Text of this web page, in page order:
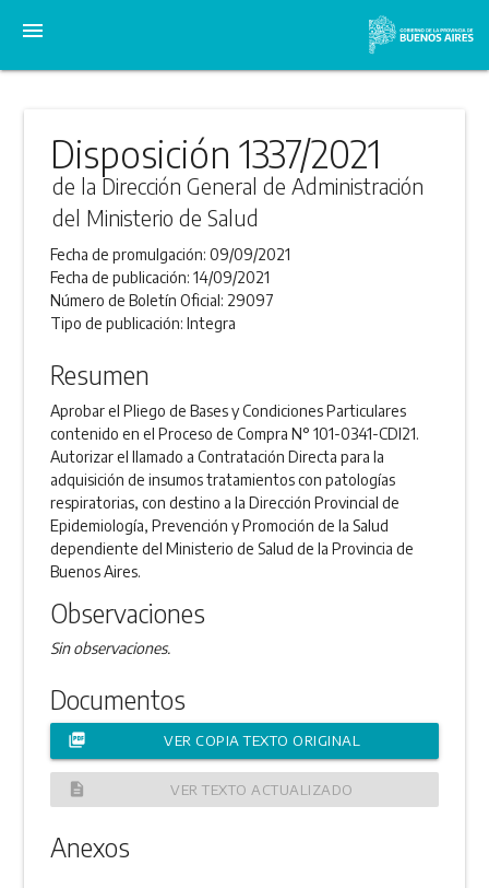
menu
Disposición 1337/2021
de la Dirección General de Administración
del Ministerio de Salud
Fecha de promulgación:09/09/2021
Fecha de publicación:14/09/2021
Número de Boletín Oficial: 29097
Tipo de publicación:Integra
Resumen
Aprobar el Pliego de Bases y Condiciones Particulares
contenido en el Proceso de Compra N° 101-0341-CDI21.
Autorizar el llamado a Contratación Directa para la
adquisición de insumos tratamientos con patologías
respiratorias, con destino a la Dirección Provincial de
Epidemiología, Prevención y Promoción de la Salud
dependiente del Ministerio de Salud de la Provincia de
Buenos Aires.
Observaciones
Sin observaciones.
Documentos
picture_as_pdf VER COPIA TEXTO ORIGINAL
description VER TEXTO ACTUALIZADO
Anexos